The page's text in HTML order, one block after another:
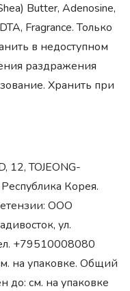
Butter, Adenosine,
Fragrance. Только
в недоступном
раздражения
Хранить при
12, TOJEONG-
Корея.
ООО
ул.
+79510008080
на упаковке. Общий
до: см. на упаковке